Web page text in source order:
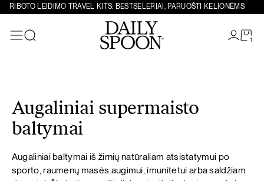
RIBOTO LEIDIMO TRAVEL KITS: BESTSELERIAI, PARUOŠTI KELIONĖMS
1
Augaliniai supermaisto
baltymai
Augaliniai baltymai iš žirnių natūraliam atsistatymui po
sporto, raumenų masės augimui, imunitetui arba saldžiam